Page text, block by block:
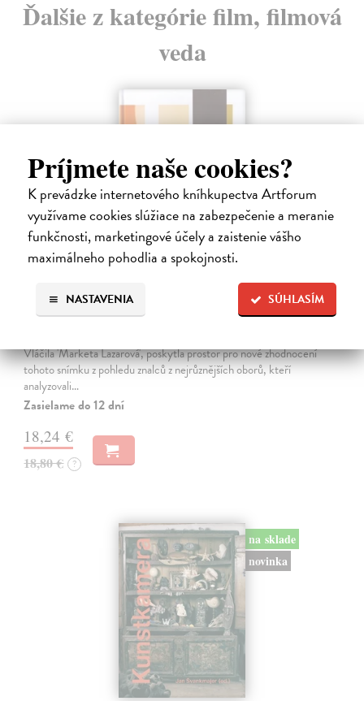
Príjmete naše cookies?
K prevádzke internetového kníhkupectva Artforum
využívame cookies slúžiace na zabezpečenie a meranie
funkčnosti, marketingové účely a zaistenie vášho
maximálneho pohodlia a spokojnosti.
SÚHLASÍM
NASTAVENIA
Ďalšie z kategórie film, filmová
veda
Marketa Lazarová. Studie a dokumenty
Gajdošík Petr (ed.)| Kniha
Vláčila 'Marketa Lazarová', poskytla prostor pro nové zhodnocení
tohoto snímku z pohledu znalců z nejrůznějších oborů, kteří
analyzovali…
Zasielame do 12 dní
18,24 €
18,80 € ?
na sklade
novinka